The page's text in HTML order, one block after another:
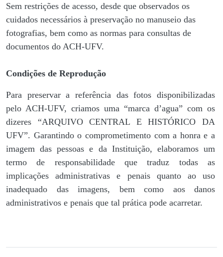
Sem restrições de acesso, desde que observados os
cuidados necessários à preservação no manuseio das
fotografias, bem como as normas para consultas de
documentos do ACH-UFV.
Condições de Reprodução
Para preservar a referência das fotos disponibilizadas
pelo ACH-UFV, criamos uma “marca d’agua” com os
dizeres “ARQUIVO CENTRAL E HISTÓRICO DA
UFV”. Garantindo o comprometimento com a honra e a
imagem das pessoas e da Instituição, elaboramos um
termo de responsabilidade que traduz todas as
implicações administrativas e penais quanto ao uso
inadequado das imagens, bem como aos danos
administrativos e penais que tal prática pode acarretar.